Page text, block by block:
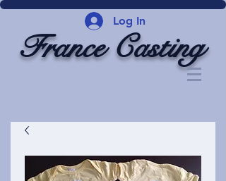
Log In
France Casting